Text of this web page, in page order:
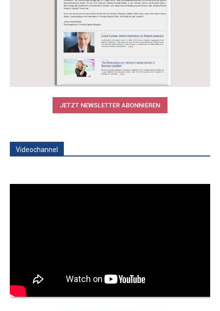
JETZT NEWSLETTER ABONNIEREN
Videochannel